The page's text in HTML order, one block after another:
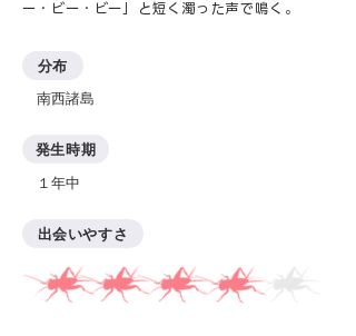
ー・ビー・ビー」と短く濁った声で鳴く。
分布
南西諸島
発生時期
１年中​
出会いやすさ